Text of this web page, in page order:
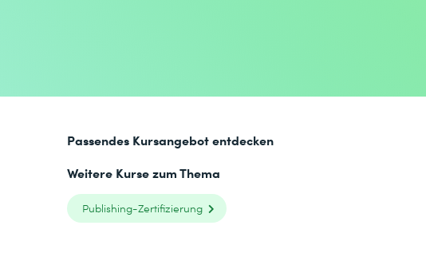
Passendes Kursangebot entdecken
Weitere Kurse zum Thema
Publishing-Zertifizierung